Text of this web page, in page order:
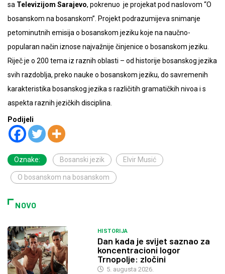
sa Televizijom Sarajevo, pokrenuo je projekat pod naslovom “O
bosanskom na bosanskom”. Projekt podrazumijeva snimanje
petominutnih emisija o bosanskom jeziku koje na naučno-
popularan način iznose najvažnije činjenice o bosanskom jeziku.
Riječ je o 200 tema iz raznih oblasti – od historije bosanskog jezika
svih razdoblja, preko nauke o bosanskom jeziku, do savremenih
karakteristika bosanskog jezika s različitih gramatičkih nivoa i s
aspekta raznih jezičkih disciplina.
Podijeli
Oznake: Bosanski jezik Elvir Musić
O bosanskom na bosanskom
NOVO
HISTORIJA
Dan kada je svijet saznao za
koncentracioni logor
Trnopolje: zločini
5. augusta 2026.